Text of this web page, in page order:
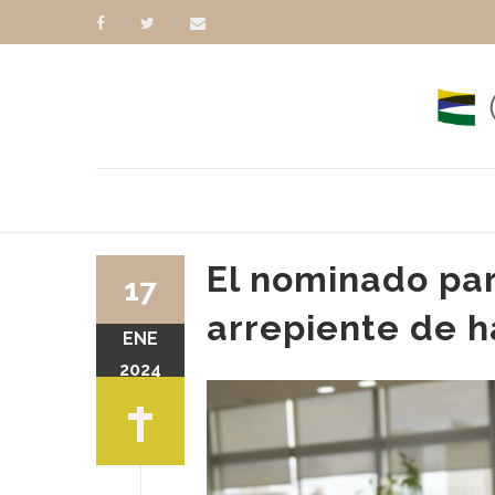
El nominado
arrepiente de
17
ENE
2024